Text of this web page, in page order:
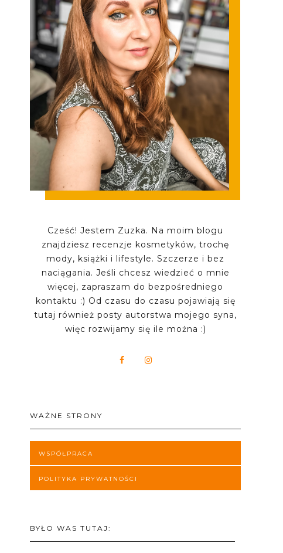
Cześć! Jestem Zuzka. Na moim blogu
znajdziesz recenzje kosmetyków, trochę
mody, książki i lifestyle. Szczerze i bez
naciągania. Jeśli chcesz wiedzieć o mnie
więcej, zapraszam do bezpośredniego
kontaktu :) Od czasu do czasu pojawiają się
tutaj również posty autorstwa mojego syna,
więc rozwijamy się ile można :)
WAŻNE STRONY
WSPÓŁPRACA
POLITYKA PRYWATNOŚCI
BYŁO WAS TUTAJ: